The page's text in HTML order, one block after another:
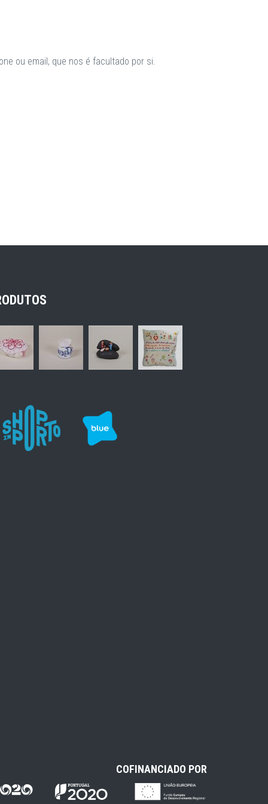
ou email, que nos é facultado por si.
COFINANCIADO POR